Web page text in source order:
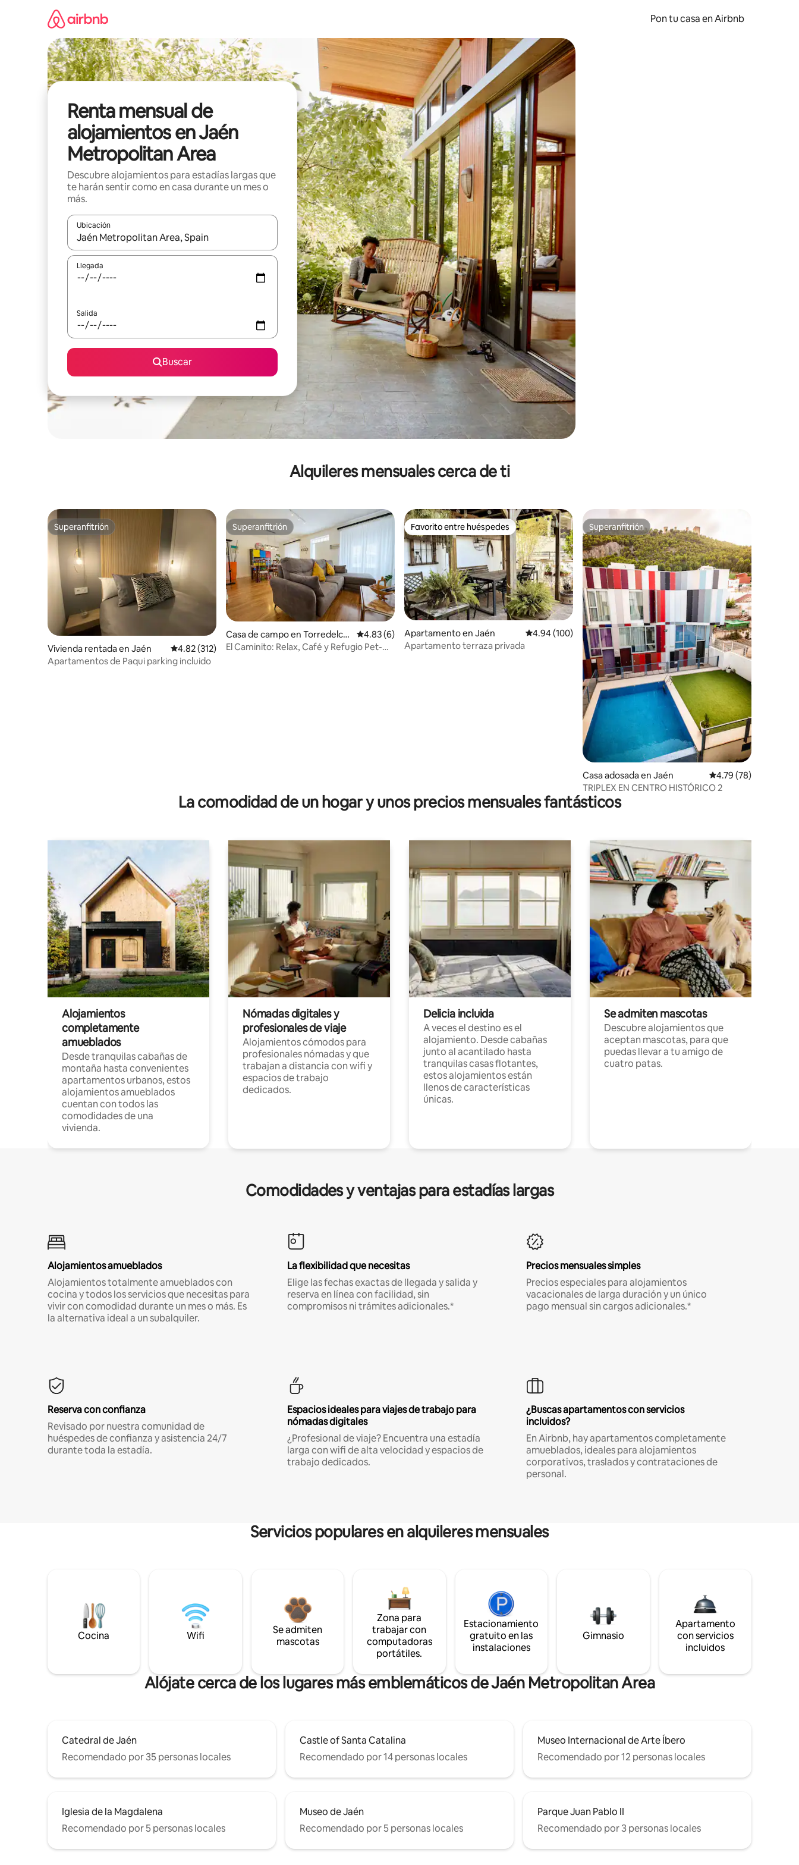
Pon tu casa en Airbnb
Renta mensual de
alojamientos en Jaén
Metropolitan Area
Descubre alojamientos para estadías largas que
te harán sentir como en casa durante un mes o
más.
Ubicación
Cuando los resultados estén disponibles, navega con las teclas de flecha hacia arriba y hacia abajo o explora con el tacto o desliza el dedo.
Llegada
Salida
Buscar
Alquileres mensuales cerca de ti
Superanfitrión
Superanfitrión
Vivienda rentada en Jaén Calificación promedio: 4.82 de 5, 312 reseñas
4.82 (312)
Apartamentos de Paqui parking incluido
Superanfitrión
Superanfitrión
Casa de campo en Torredelca
mpo
Calificación promedio: 4.83 de 5, 6 reseñas
4.83 (6)
El Caminito: Relax, Café y Refugio Pet-
Favorito entre huéspedes
Favorito entre huéspedes
Apartamento en Jaén Calificación promedio: 4.94 de 5, 100 reseñas
4.94 (100)
Apartamento terraza privada
Superanfitrión
Superanfitrión
Casa adosada en Jaén Calificación
4.79 (78)
TRIPLEX EN CENTRO HISTÓRICO 2
La comodidad de un hogar y unos precios mensuales fantásticos
Alojamientos
completamente
amueblados
Desde tranquilas cabañas de
montaña hasta convenientes
apartamentos urbanos, estos
alojamientos amueblados
cuentan con todos las
comodidades de una
vivienda.
Nómadas digitales y
profesionales de viaje
Alojamientos cómodos para
profesionales nómadas y que
trabajan a distancia con wifi y
espacios de trabajo
dedicados.
Delicia incluida
A veces el destino es el
alojamiento. Desde cabañas
junto al acantilado hasta
tranquilas casas flotantes,
estos alojamientos están
llenos de características
únicas.
Se admiten mascotas
Descubre alojamientos que
aceptan mascotas, para que
puedas llevar a tu amigo de
cuatro patas.
Comodidades y ventajas para estadías largas
Alojamientos amueblados
Alojamientos totalmente amueblados con
cocina y todos los servicios que necesitas para
vivir con comodidad durante un mes o más. Es
la alternativa ideal a un subalquiler.
La flexibilidad que necesitas
Elige las fechas exactas de llegada y salida y
reserva en línea con facilidad, sin
compromisos ni trámites adicionales.*
Precios mensuales simples
Precios especiales para alojamientos
vacacionales de larga duración y un único
pago mensual sin cargos adicionales.*
Reserva con confianza
Revisado por nuestra comunidad de
huéspedes de confianza y asistencia 24/7
durante toda la estadía.
Espacios ideales para viajes de trabajo para
nómadas digitales
¿Profesional de viaje? Encuentra una estadía
larga con wifi de alta velocidad y espacios de
trabajo dedicados.
¿Buscas apartamentos con servicios
incluidos?
En Airbnb, hay apartamentos completamente
amueblados, ideales para alojamientos
corporativos, traslados y contrataciones de
personal.
Servicios populares en alquileres mensuales
Cocina Wifi
Se admiten
mascotas
Zona para
trabajar con
computadoras
portátiles.
Estacionamiento
gratuito en las
instalaciones
Gimnasio
Apartamento
con servicios
incluidos
Alójate cerca de los lugares más emblemáticos de Jaén Metropolitan Area
Catedral de Jaén
Recomendado por 35 personas locales
Castle of Santa Catalina
Recomendado por 14 personas locales
Museo Internacional de Arte Íbero
Recomendado por 12 personas locales
Iglesia de la Magdalena
Recomendado por 5 personas locales
Museo de Jaén
Recomendado por 5 personas locales
Parque Juan Pablo II
Recomendado por 3 personas locales